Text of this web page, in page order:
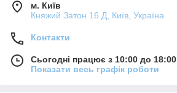
м. Київ
Княжий Затон 16 Д, Київ, Україна
Контакти
Сьогодні працює з 10:00 до 18:00
Показати весь графік роботи